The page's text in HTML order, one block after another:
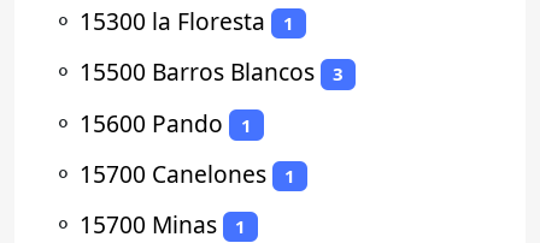
⚬ 15300 la Floresta 1
⚬ 15500 Barros Blancos 3
⚬ 15600 Pando 1
⚬ 15700 Canelones 1
⚬ 15700 Minas 1